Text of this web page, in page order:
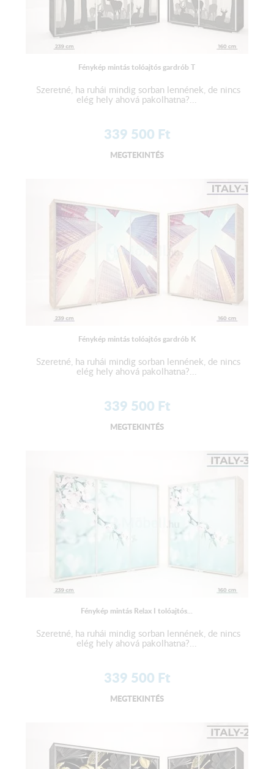
Fénykép mintás tolóajtós gardrób T
Szeretné, ha ruhái mindig sorban lennének, de nincs
elég hely ahová pakolhatna?...
339 500 Ft
MEGTEKINTÉS
Fénykép mintás tolóajtós gardrób K
Szeretné, ha ruhái mindig sorban lennének, de nincs
elég hely ahová pakolhatna?...
339 500 Ft
MEGTEKINTÉS
Fénykép mintás Relax I tolóajtós...
Szeretné, ha ruhái mindig sorban lennének, de nincs
elég hely ahová pakolhatna?...
339 500 Ft
MEGTEKINTÉS